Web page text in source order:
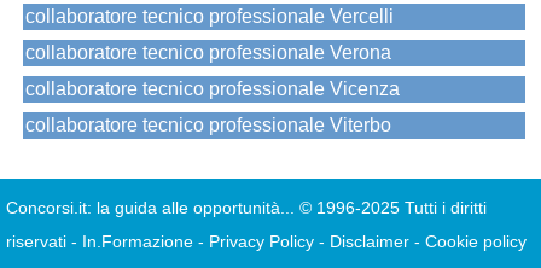
collaboratore tecnico professionale Vercelli
collaboratore tecnico professionale Verona
collaboratore tecnico professionale Vicenza
collaboratore tecnico professionale Viterbo
Concorsi.it: la guida alle opportunità... © 1996-2025 Tutti i diritti
riservati - In.Formazione - Privacy Policy - Disclaimer - Cookie policy